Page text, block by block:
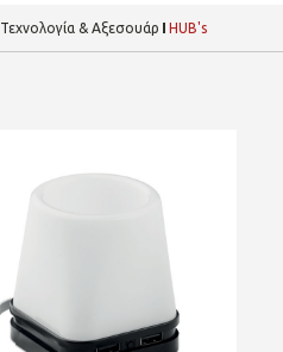
Τεχνολογία & Αξεσουάρ HUB's